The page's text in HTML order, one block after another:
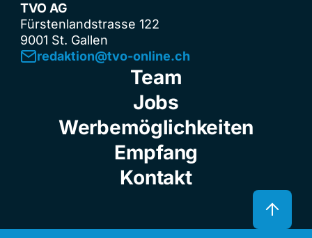
TVO AG
Fürstenlandstrasse 122
9001 St. Gallen
redaktion@tvo-online.ch
Team
Jobs
Werbemöglichkeiten
Empfang
Kontakt